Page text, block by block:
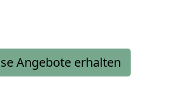
Angebote erhalten